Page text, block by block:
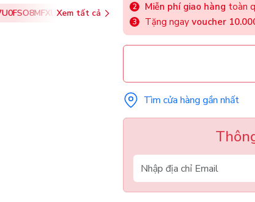
Xem tất cả
Miễn phí giao hàng toàn
Tặng ngay voucher
Tìm cửa hàng gần nhất